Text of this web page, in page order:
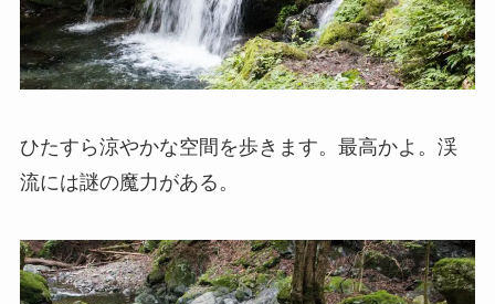
ひたすら涼やかな空間を歩きます。最高かよ。渓
流には謎の魔力がある。